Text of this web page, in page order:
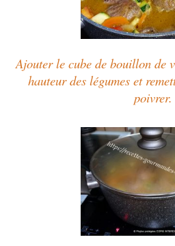
Ajouter le cube de bouillon de
hauteur des légumes et
poivrer.